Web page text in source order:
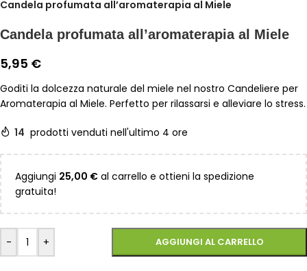
Candela profumata all’aromaterapia al Miele
Candela profumata all’aromaterapia al Miele
5,95 €
Goditi la dolcezza naturale del miele nel nostro Candeliere per
Aromaterapia al Miele. Perfetto per rilassarsi e alleviare lo stress.
14 prodotti venduti nell'ultimo 4 ore
Aggiungi 25,00 € al carrello e ottieni la spedizione
gratuita!
- + AGGIUNGI AL CARRELLO